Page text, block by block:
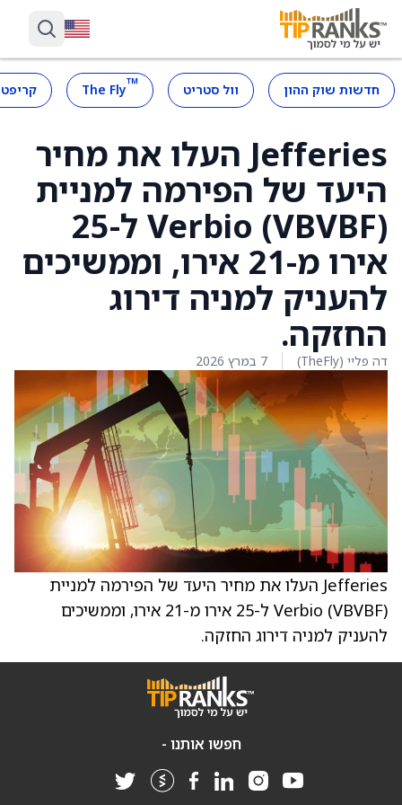
חדשות שוק ההון וול סטריט ™
The Fly
Jefferies העלו את מחיר
היעד של הפירמה למניית
Verbio (VBVBF) ל-25
אירו מ-21 אירו, וממשיכים
להעניק למניה דירוג
החזקה.
דה פליי (TheFly) 7 במרץ 2026
Jefferies העלו את מחיר היעד של הפירמה למניית
Verbio (VBVBF) ל-25 אירו מ-21 אירו, וממשיכים
להעניק למניה דירוג החזקה.
חפשו אותנו -